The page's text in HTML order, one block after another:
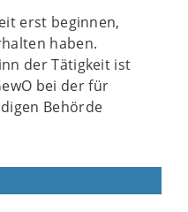
erst beginnen,
haben.
der Tätigkeit ist
bei der für
Behörde